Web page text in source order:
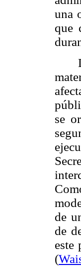
una
que
se
de
de
este
(